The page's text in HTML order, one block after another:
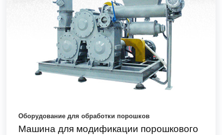
Оборудование для обработки порошков
Машина для модификации порошкового